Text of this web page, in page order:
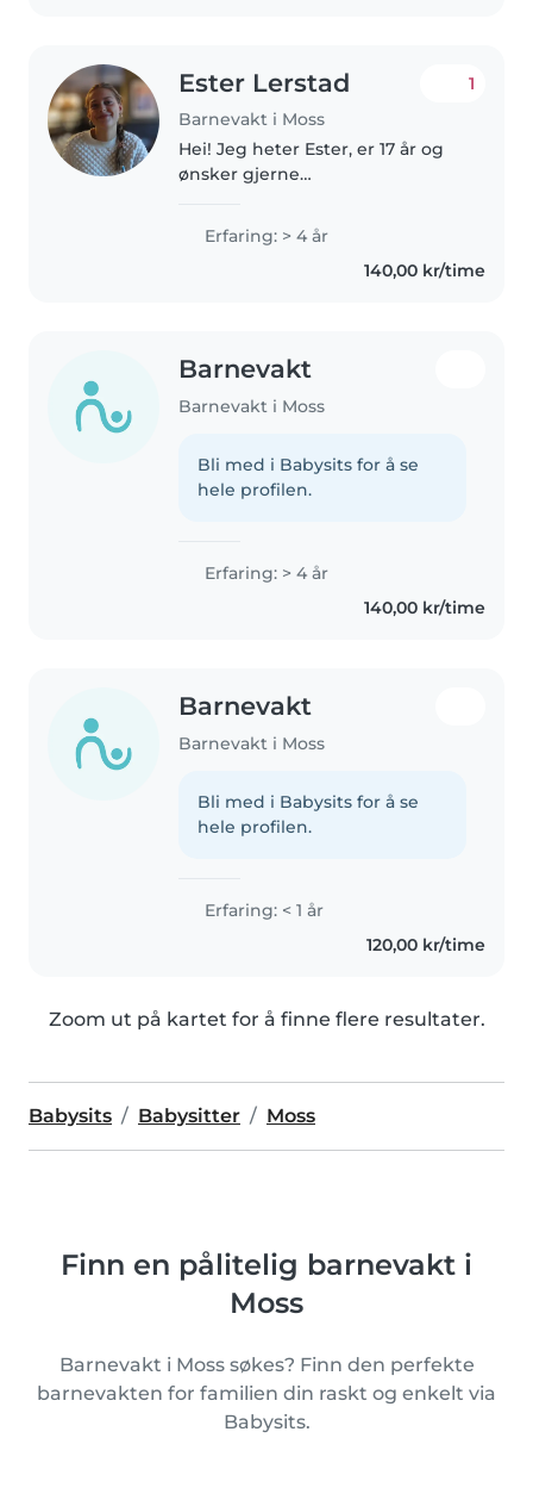
Ester Lerstad
Barnevakt i Moss
1
Hei! Jeg heter Ester, er 17 år og
ønsker gjerne
en del barnevakt før og har
erfaring med å passe barn
mellom 3 og 9 år. Har også to
Erfaring: > 4 år
140,00 kr/time
Barnevakt
Barnevakt i Moss
Bli med i Babysits for å se
hele profilen.
Erfaring: > 4 år
140,00 kr/time
Barnevakt
Barnevakt i Moss
Bli med i Babysits for å se
hele profilen.
Erfaring: < 1 år
120,00 kr/time
Zoom ut på kartet for å finne flere resultater.
Babysits Babysitter Moss
Finn en pålitelig barnevakt i
Moss
Barnevakt i Moss søkes? Finn den perfekte
barnevakten for familien din raskt og enkelt via
Babysits.